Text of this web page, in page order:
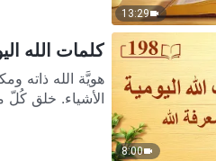
13:29
8:00
كلمات الله
الأشياء. خلق كُلّ